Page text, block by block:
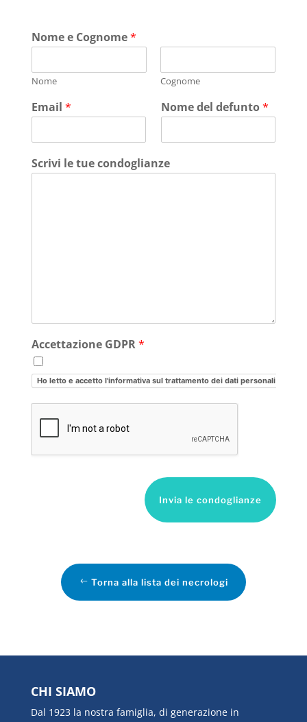
Nome e Cognome*
Nome Cognome
Email * Nome del defunto*
Scrivi le tue condoglianze
Accettazione GDPR*
Ho letto e accetto l'informativa sul trattamento dei dati personali
Invia le condoglianze
Torna alla lista dei necrologi
CHI SIAMO
Dal 1923 la nostra famiglia, di generazione in